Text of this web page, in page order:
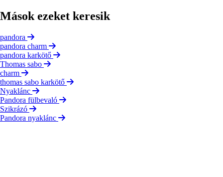
Mások ezeket keresik
pandora
pandora charm
pandora karkötő
Thomas sabo
charm
thomas sabo karkötő
Nyaklánc
Pandora fülbevaló
Szikrázó
Pandora nyaklánc